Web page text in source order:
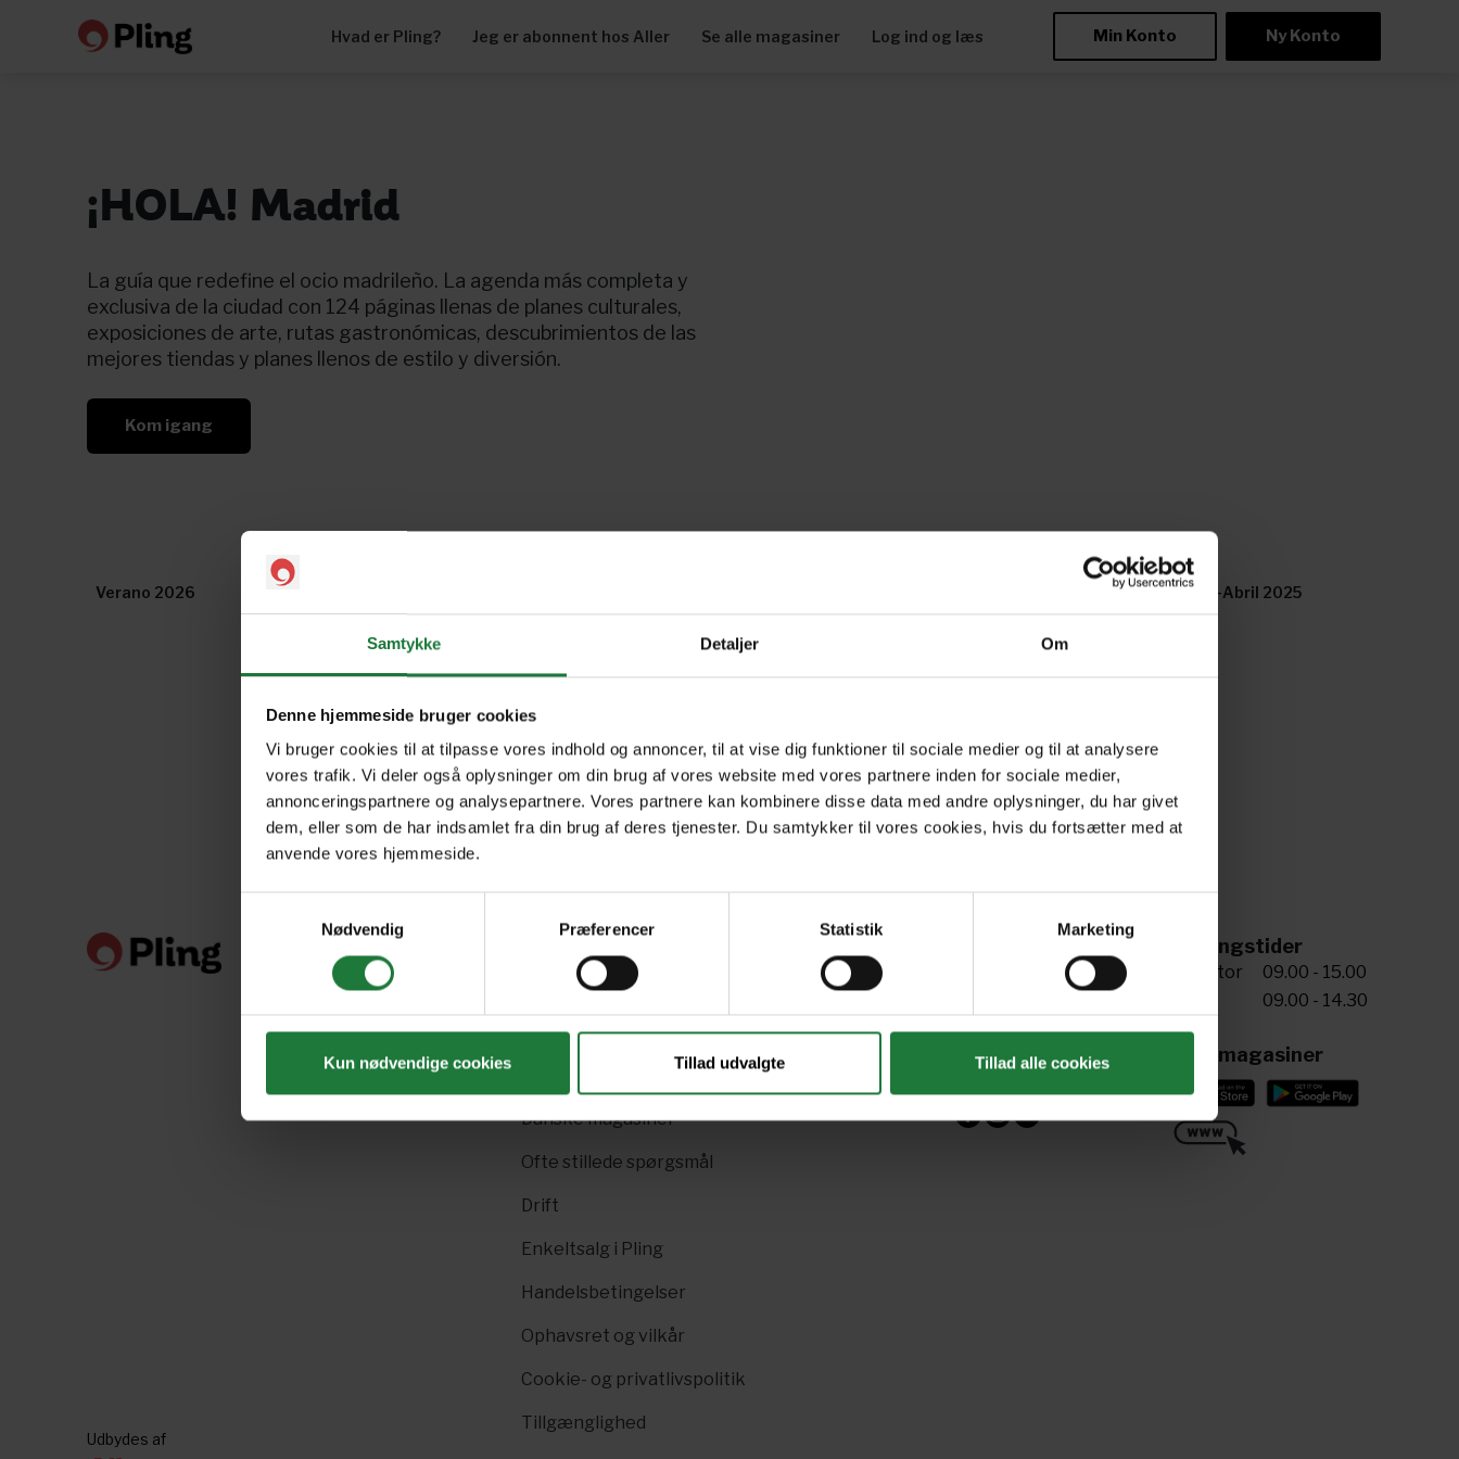
Samtykke Detaljer Om
Denne hjemmeside bruger cookies
Vi bruger cookies til at tilpasse vores indhold og annoncer, til at vise dig funktioner til sociale medier og til at analysere
vores trafik. Vi deler også oplysninger om din brug af vores website med vores partnere inden for sociale medier,
annonceringspartnere og analysepartnere. Vores partnere kan kombinere disse data med andre oplysninger, du har givet
dem, eller som de har indsamlet fra din brug af deres tjenester. Du samtykker til vores cookies, hvis du fortsætter med at
anvende vores hjemmeside.
Nødvendig
Præferencer Statistik Marketing
Kun nødvendige cookies Tillad udvalgte Tillad alle cookies
Hvad er Pling? Jeg er abonnent hos Aller Se alle magasiner Log ind og læs Min Konto Ny Konto
¡HOLA! Madrid
La guía que redefine el ocio madrileño. La agenda más completa y
exclusiva de la ciudad con 124 páginas llenas de planes culturales,
exposiciones de arte, rutas gastronómicas, descubrimientos de las
mejores tiendas y planes llenos de estilo y diversión.
Kom igang
Verano 2026 Marzo-Abril 2025
Forrige Næste
Gavekort
Pling Favorit
Danske magasiner
Ofte stillede spørgsmål
Drift
Enkeltsalg i Pling
Handelsbetingelser
Ophavsret og vilkår
Cookie- og privatlivspolitik
Tillgænglighed
+45 72 34 20 81
Skriv til os
Åbningstider
Man-tor
09.00 - 15.00
09.00 - 14.30
Læs magasiner
Udbydes af